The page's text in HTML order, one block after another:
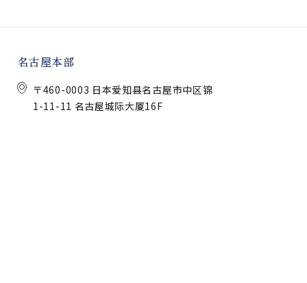
名古屋本部
〒460-0003 日本爱知县名古屋市中区锦
1-11-11 名古屋城际大厦16F